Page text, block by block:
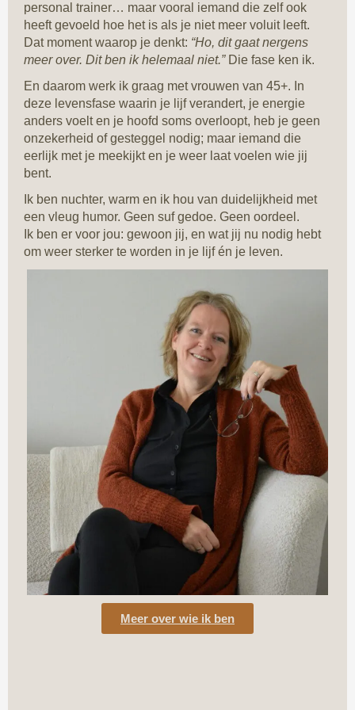
personal trainer… maar vooral iemand die zelf ook
heeft gevoeld hoe het is als je niet meer voluit leeft.
Dat moment waarop je denkt: “Ho, dit gaat nergens
meer over. Dit ben ik helemaal niet.” Die fase ken ik.
En daarom werk ik graag met vrouwen van 45+. In
deze levensfase waarin je lijf verandert, je energie
anders voelt en je hoofd soms overloopt, heb je geen
onzekerheid of gesteggel nodig; maar iemand die
eerlijk met je meekijkt en je weer laat voelen wie jij
bent.
Ik ben nuchter, warm en ik hou van duidelijkheid met
een vleug humor. Geen suf gedoe. Geen oordeel.
Ik ben er voor jou: gewoon jij, en wat jij nu nodig hebt
om weer sterker te worden in je lijf én je leven.
Meer over wie ik ben